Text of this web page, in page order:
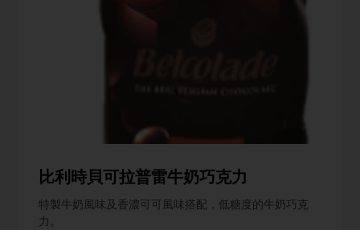
比利時貝可拉普雷牛奶巧克力
特製牛奶風味及香濃可可風味搭配，低糖度的牛奶巧克
力。